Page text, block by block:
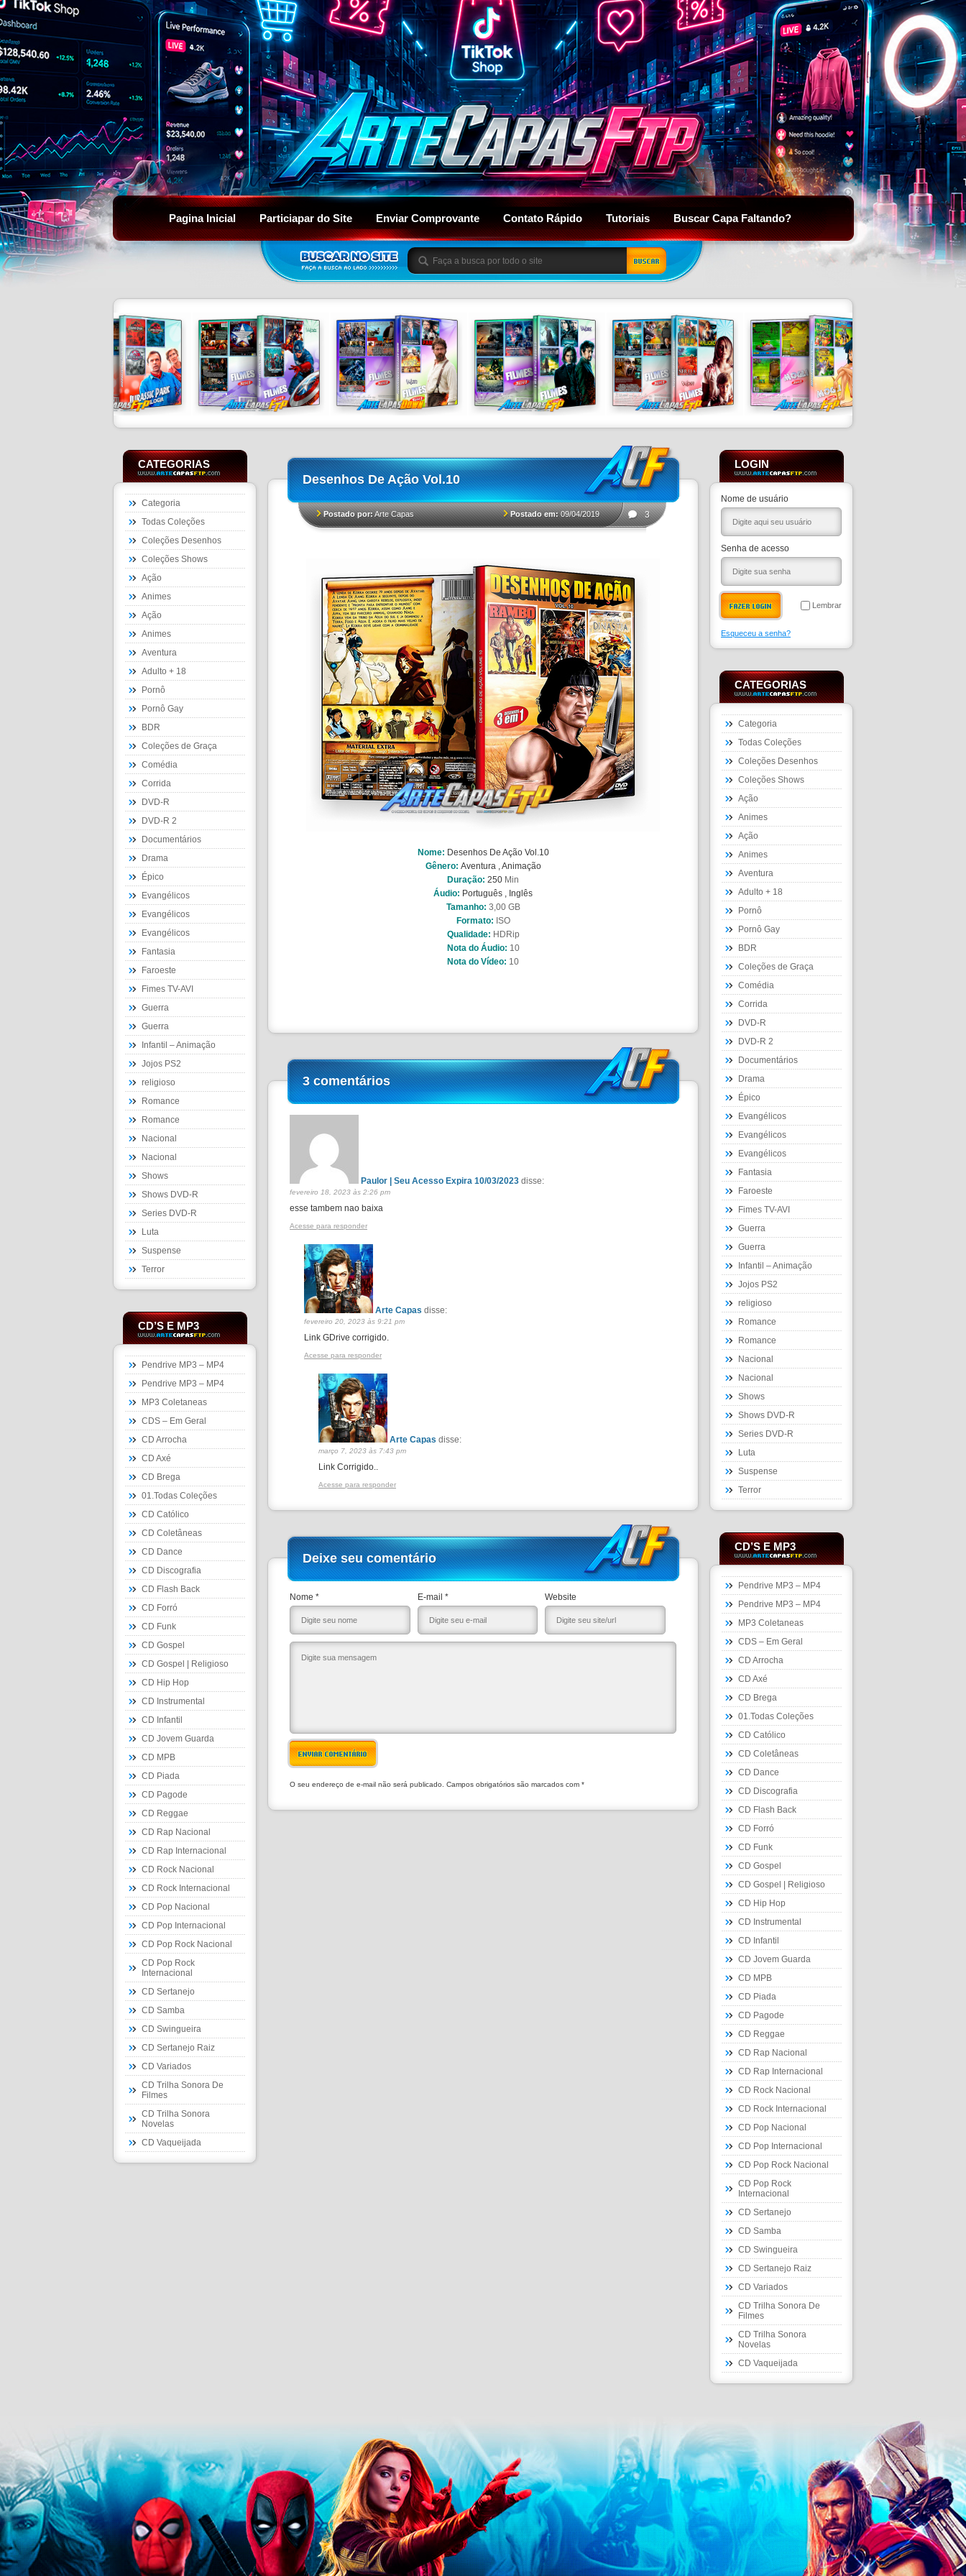
Pagina Inicial Particiapar do Site Enviar Comprovante Contato Rápido Tutoriais Buscar Capa Faltando?
BUSCAR
CATEGORIAS
Categoria
Todas Coleções
Coleções Desenhos
Coleções Shows
Ação
Animes
Ação
Animes
Aventura
Adulto + 18
Pornô
Pornô Gay
BDR
Coleções de Graça
Comédia
Corrida
DVD-R
DVD-R 2
Documentários
Drama
Épico
Evangélicos
Evangélicos
Evangélicos
Fantasia
Faroeste
Fimes TV-AVI
Guerra
Guerra
Infantil – Animação
Jojos PS2
religioso
Romance
Romance
Nacional
Nacional
Shows
Shows DVD-R
Series DVD-R
Luta
Suspense
Terror
CD’S E MP3
Pendrive MP3 – MP4
Pendrive MP3 – MP4
MP3 Coletaneas
CDS – Em Geral
CD Arrocha
CD Axé
CD Brega
01.Todas Coleções
CD Católico
CD Coletâneas
CD Dance
CD Discografia
CD Flash Back
CD Forró
CD Funk
CD Gospel
CD Gospel | Religioso
CD Hip Hop
CD Instrumental
CD Infantil
CD Jovem Guarda
CD MPB
CD Piada
CD Pagode
CD Reggae
CD Rap Nacional
CD Rap Internacional
CD Rock Nacional
CD Rock Internacional
CD Pop Nacional
CD Pop Internacional
CD Pop Rock Nacional
CD Pop Rock
Internacional
CD Sertanejo
CD Samba
CD Swingueira
CD Sertanejo Raiz
CD Variados
CD Trilha Sonora De
Filmes
CD Trilha Sonora
Novelas
CD Vaqueijada
Desenhos De Ação Vol.10
Postado por:Arte Capas 3
Postado em:09/04/2019
Nome: Desenhos De Ação Vol.10
Gênero: Aventura , Animação
Duração: 250 Min
Áudio: Português , Inglês
Tamanho: 3,00 GB
Formato: ISO
Qualidade: HDRip
Nota do Áudio: 10
Nota do Vídeo: 10
3 comentários
Paulor | Seu Acesso Expira 10/03/2023 disse:
fevereiro 18, 2023 às 2:26 pm
esse tambem nao baixa
Acesse para responder
Arte Capas disse:
fevereiro 20, 2023 às 9:21 pm
Link GDrive corrigido.
Acesse para responder
Arte Capas disse:
março 7, 2023 às 7:43 pm
Link Corrigido..
Acesse para responder
Deixe seu comentário
Nome * E-mail * Website
ENVIAR COMENTÁRIO
O seu endereço de e-mail não será publicado. Campos obrigatórios são marcados com *
LOGIN
Nome de usuário
Senha de acesso
Lembrar
Esqueceu a senha?
CATEGORIAS
Categoria
Todas Coleções
Coleções Desenhos
Coleções Shows
Ação
Animes
Ação
Animes
Aventura
Adulto + 18
Pornô
Pornô Gay
BDR
Coleções de Graça
Comédia
Corrida
DVD-R
DVD-R 2
Documentários
Drama
Épico
Evangélicos
Evangélicos
Evangélicos
Fantasia
Faroeste
Fimes TV-AVI
Guerra
Guerra
Infantil – Animação
Jojos PS2
religioso
Romance
Romance
Nacional
Nacional
Shows
Shows DVD-R
Series DVD-R
Luta
Suspense
Terror
CD’S E MP3
Pendrive MP3 – MP4
Pendrive MP3 – MP4
MP3 Coletaneas
CDS – Em Geral
CD Arrocha
CD Axé
CD Brega
01.Todas Coleções
CD Católico
CD Coletâneas
CD Dance
CD Discografia
CD Flash Back
CD Forró
CD Funk
CD Gospel
CD Gospel | Religioso
CD Hip Hop
CD Instrumental
CD Infantil
CD Jovem Guarda
CD MPB
CD Piada
CD Pagode
CD Reggae
CD Rap Nacional
CD Rap Internacional
CD Rock Nacional
CD Rock Internacional
CD Pop Nacional
CD Pop Internacional
CD Pop Rock Nacional
CD Pop Rock
Internacional
CD Sertanejo
CD Samba
CD Swingueira
CD Sertanejo Raiz
CD Variados
CD Trilha Sonora De
Filmes
CD Trilha Sonora
Novelas
CD Vaqueijada